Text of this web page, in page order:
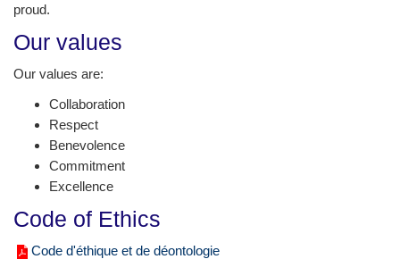
proud.
Our values
Our values are:
Collaboration
Respect
Benevolence
Commitment
Excellence
Code of Ethics
Code d'éthique et de déontologie